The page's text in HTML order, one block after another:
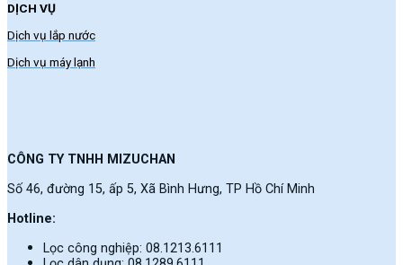
DỊCH VỤ
Dịch vụ lắp nước
Dịch vụ máy lạnh
CÔNG TY TNHH MIZUCHAN
Số 46, đường 15, ấp 5, Xã Bình Hưng, TP Hồ Chí Minh
Hotline:
Lọc công nghiệp: 08.1213.6111